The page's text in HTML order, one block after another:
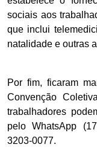
sociais aos
que inclui
natalidade e outras
Por fim, ficaram
Convenção
trabalhadores
pelo WhatsApp
3203-0077.